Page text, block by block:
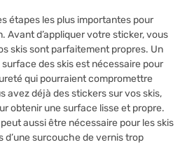
étapes les plus importantes pour
Avant d’appliquer votre sticker, vous
skis sont parfaitement propres. Un
des skis est nécessaire pour
qui pourraient compromettre
avez déjà des stickers sur vos skis,
obtenir une surface lisse et propre.
aussi être nécessaire pour les skis
d’une surcouche de vernis trop